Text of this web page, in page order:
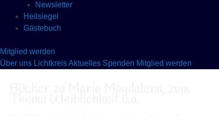
Newsletter
Heilsiegel
Gästebuch
Mitglied werden
Über uns LichtkreisAktuelles Spenden Mitglied werden